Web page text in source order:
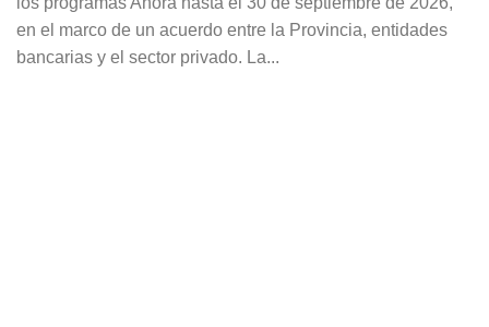
en el marco de un acuerdo entre la Provincia, entidades
bancarias y el sector privado. La...